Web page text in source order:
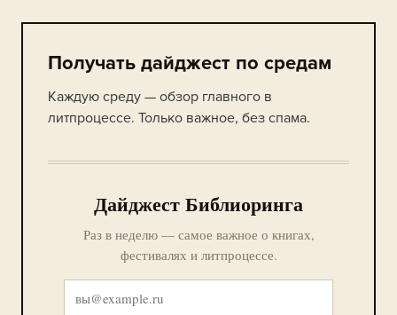
Получать дайджест по средам
Каждую среду — обзор главного в
литпроцессе. Только важное, без спама.
Дайджест Библиоринга
Раз в неделю — самое важное о книгах,
фестивалях и литпроцессе.